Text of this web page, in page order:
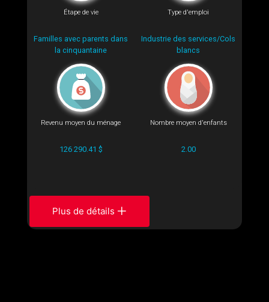
Étape de vie
Familles avec parents dans
la cinquantaine
Type d'emploi
Industrie des services/Cols
blancs
Revenu moyen du ménage
126 290.41 $
Nombre moyen d'enfants
2.00
Plus de détails